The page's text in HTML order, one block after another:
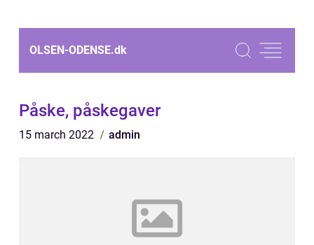
OLSEN-ODENSE.dk
Påske, påskegaver
15 march 2022 admin